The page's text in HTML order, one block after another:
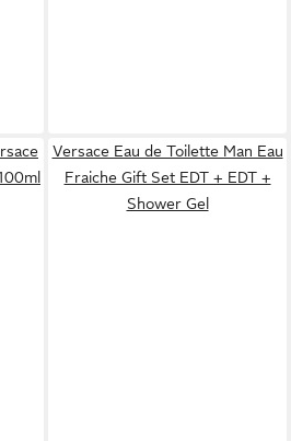
Versace Eau de Toilette Man Eau
Fraiche Gift Set EDT + EDT +
Shower Gel